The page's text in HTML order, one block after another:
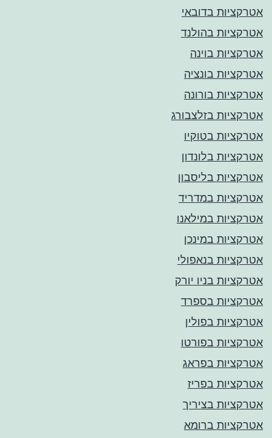
אטרקציות בדובאי
אטרקציות בהולנד
אטרקציות בוינה
אטרקציות בונציה
אטרקציות בורונה
אטרקציות בזלצבורג
אטרקציות בטוקיו
אטרקציות בלונדון
אטרקציות בליסבון
אטרקציות במדריד
אטרקציות במילאנו
אטרקציות במינכן
אטרקציות בנאפולי
אטרקציות בניו יורק
אטרקציות בספרד
אטרקציות בפולין
אטרקציות בפורטו
אטרקציות בפראג
אטרקציות בפריז
אטרקציות בציריך
אטרקציות ברומא